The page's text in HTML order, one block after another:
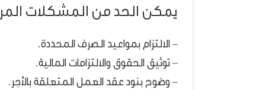
يمكن الحد من المشكلات
– الالتزام بمواعيد الصرف المحددة.
– توثيق الحقوق والالتزامات المالية.
– وضوح بنود عقد العمل المتعلقة بالأجر.